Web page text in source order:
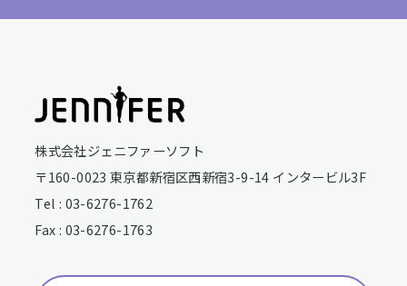
株式会社ジェニファーソフト
〒160-0023 東京都新宿区西新宿3-9-14 インタービル3F
Tel : 03-6276-1762
Fax : 03-6276-1763